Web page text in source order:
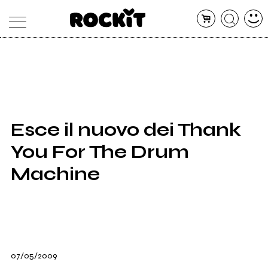
SHOP
RADIO
Esce il nuovo dei Thank
You For The Drum
Machine
07/05/2009